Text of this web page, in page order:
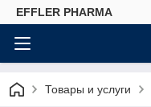
EFFLER PHARMA
Товары и услуги